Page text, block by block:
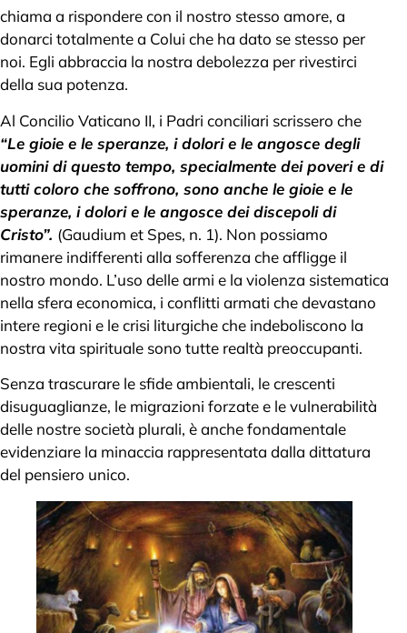
chiama a rispondere con il nostro stesso amore, a
donarci totalmente a Colui che ha dato se stesso per
noi. Egli abbraccia la nostra debolezza per rivestirci
della sua potenza.
Al Concilio Vaticano II, i Padri conciliari scrissero che
“Le gioie e le speranze, i dolori e le angosce degli
uomini di questo tempo, specialmente dei poveri e di
tutti coloro che soffrono, sono anche le gioie e le
speranze, i dolori e le angosce dei discepoli di
Cristo”. (Gaudium et Spes, n. 1). Non possiamo
rimanere indifferenti alla sofferenza che affligge il
nostro mondo. L’uso delle armi e la violenza sistematica
nella sfera economica, i conflitti armati che devastano
intere regioni e le crisi liturgiche che indeboliscono la
nostra vita spirituale sono tutte realtà preoccupanti.
Senza trascurare le sfide ambientali, le crescenti
disuguaglianze, le migrazioni forzate e le vulnerabilità
delle nostre società plurali, è anche fondamentale
evidenziare la minaccia rappresentata dalla dittatura
del pensiero unico.